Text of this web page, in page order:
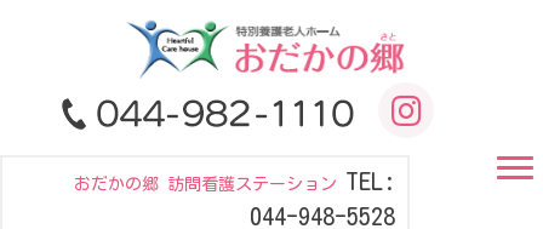
おだかの郷 訪問看護ステーション TEL:
044-948-5528